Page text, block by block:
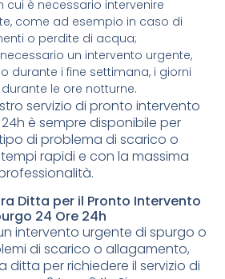
cui è necessario intervenire
come ad esempio in caso di
o perdite di acqua;
un intervento urgente,
durante i fine settimana, i giorni
le ore notturne.
servizio di pronto intervento
è sempre disponibile per
di problema di scarico o
rapidi e con la massima
Ditta per il Pronto Intervento
24 Ore 24h
intervento urgente di spurgo o
di scarico o allagamento,
per richiedere il servizio di